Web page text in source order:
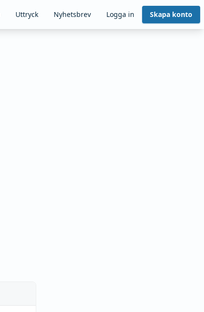
Uttryck Nyhetsbrev Logga in Skapa konto